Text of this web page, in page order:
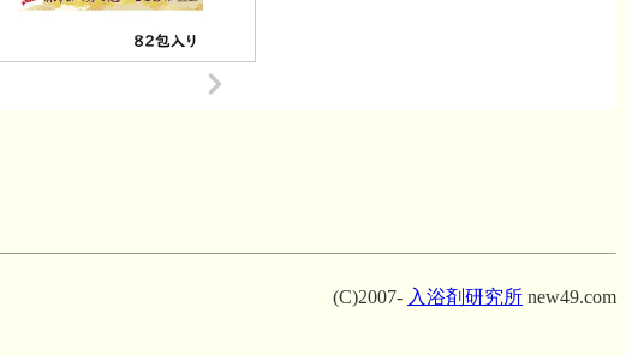
(C)2007- 入浴剤研究所 new49.com